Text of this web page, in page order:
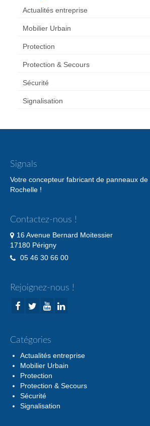
Actualités entreprise
Mobilier Urbain
Protection
Protection & Secours
Sécurité
Signalisation
Signals
Votre concepteur fabricant de panneaux
Rochelle !
Contactez-nous !
16 Avenue Bernard Moitessier
17180 Périgny
05 46 30 66 00
Rejoignez-nous !
Catégories
Actualités entreprise
Mobilier Urbain
Protection
Protection & Secours
Sécurité
Signalisation